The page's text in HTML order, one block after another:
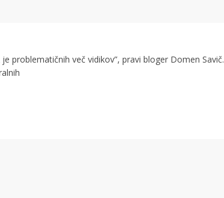
je problematičnih več vidikov”, pravi bloger Domen Savič.